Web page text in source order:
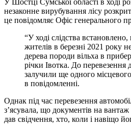
незаконне вирубування лісу
це повідомляє Офіс генерального
“У ході слідства
жителів в березні 2021 року
дерева породи вільха в
річки Івотка. До перевезення
залучили ще одного
в повідомленні.
Однак під час перевезення
з’ясувала, що документів на
дав свідчення, хто, коли і навіщо